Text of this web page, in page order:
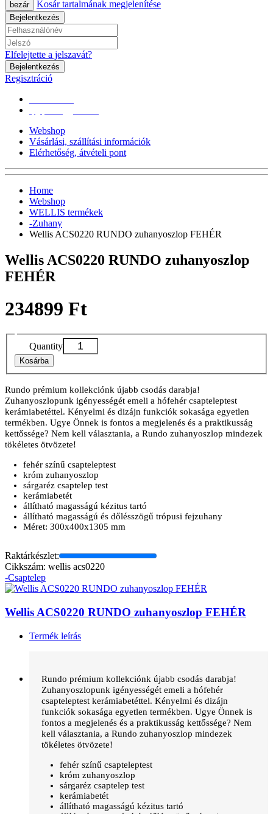
bezár Kosár tartalmának megjelenítése
Bejelentkezés
Elfelejtette a jelszavát?
Bejelentkezés
Regisztráció
Webshop
Vásárlási, szállítási információk
Elérhetőség, átvételi pont
Home
Webshop
WELLIS termékek
-Zuhany
Wellis ACS0220 RUNDO zuhanyoszlop FEHÉR
Wellis ACS0220 RUNDO zuhanyoszlop
FEHÉR
234899 Ft
Quantity
Kosárba
Rundo prémium kollekciónk újabb csodás darabja!
Zuhanyoszlopunk igényességét emeli a hófehér csapteleptest
kerámiabetéttel. Kényelmi és dizájn funkciók sokasága egyetlen
termékben. Ugye Önnek is fontos a megjelenés és a praktikusság
kettőssége? Nem kell választania, a Rundo zuhanyoszlop mindezek
tökéletes ötvözete!
fehér színű csapteleptest
króm zuhanyoszlop
sárgaréz csaptelep test
kerámiabetét
állítható magasságú kézitus tartó
állítható magasságú és dőlésszögű trópusi fejzuhany
Méret: 300x400x1305 mm
Raktárkészlet:
Cikkszám: wellis acs0220
-Csaptelep
Wellis ACS0220 RUNDO zuhanyoszlop FEHÉR
Termék leírás
Rundo prémium kollekciónk újabb csodás darabja!
Zuhanyoszlopunk igényességét emeli a hófehér
csapteleptest kerámiabetéttel. Kényelmi és dizájn
funkciók sokasága egyetlen termékben. Ugye Önnek is
fontos a megjelenés és a praktikusság kettőssége? Nem
kell választania, a Rundo zuhanyoszlop mindezek
tökéletes ötvözete!
fehér színű csapteleptest
króm zuhanyoszlop
sárgaréz csaptelep test
kerámiabetét
állítható magasságú kézitus tartó